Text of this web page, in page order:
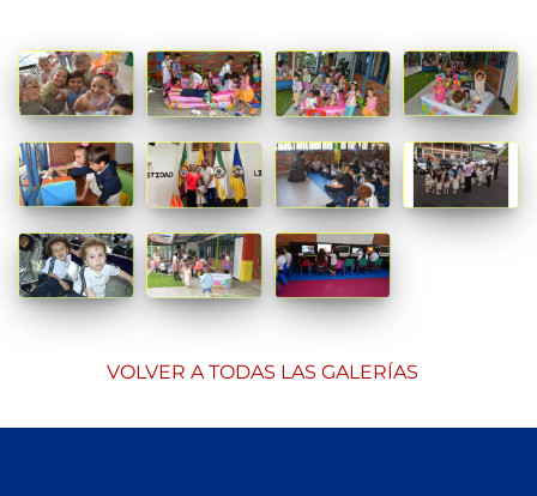
VOLVER A TODAS LAS GALERÍAS